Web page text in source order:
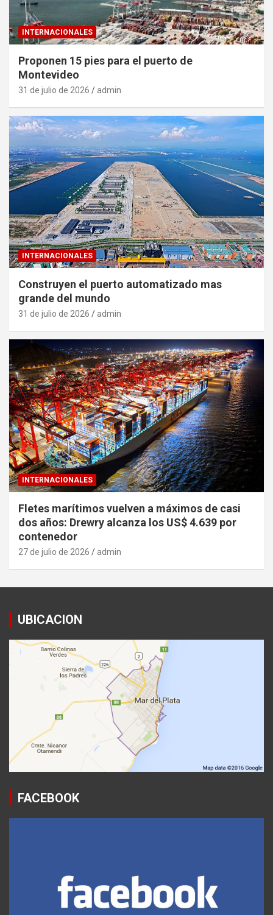
INTERNACIONALES
Proponen 15 pies para el puerto de
Montevideo
31 de julio de 2026 admin
INTERNACIONALES
Construyen el puerto automatizado mas
grande del mundo
31 de julio de 2026 admin
INTERNACIONALES
Fletes marítimos vuelven a máximos de casi
dos años: Drewry alcanza los US$ 4.639 por
contenedor
27 de julio de 2026 admin
UBICACION
FACEBOOK